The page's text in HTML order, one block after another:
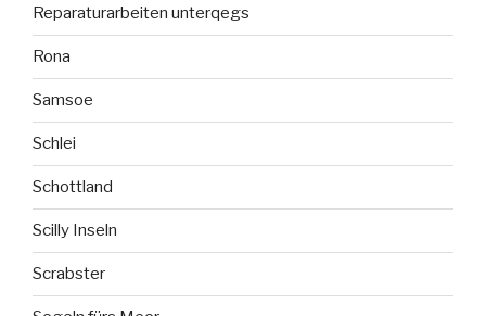
Reparaturarbeiten unterqegs
Rona
Samsoe
Schlei
Schottland
Scilly Inseln
Scrabster